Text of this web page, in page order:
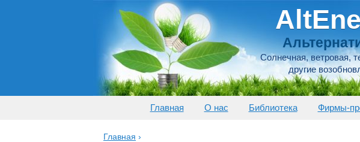
Солнечная, ветровая,
другие
Главная О нас Библиотека Фирмы-
Главная ›